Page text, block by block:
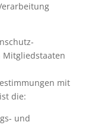
mit
die:
und